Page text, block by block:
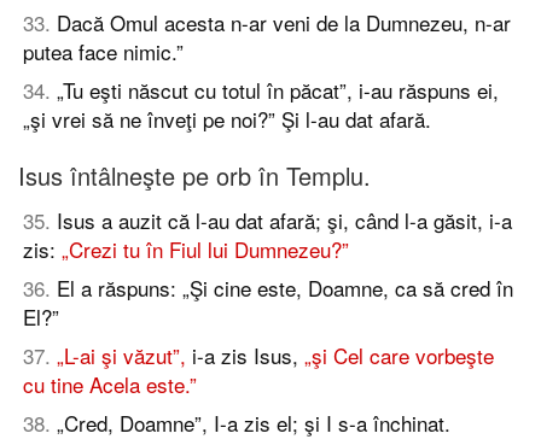
33. Dacă Omul acesta n-ar veni de la Dumnezeu, n-ar
putea face nimic.”
34. „Tu eşti născut cu totul în păcat”, i-au răspuns ei,
„şi vrei să ne înveţi pe noi?” Şi l-au dat afară.
Isus întâlneşte pe orb în Templu.
35. Isus a auzit că l-au dat afară; şi, când l-a găsit, i-a
zis: „Crezi tu în Fiul lui Dumnezeu?”
36. El a răspuns: „Şi cine este, Doamne, ca să cred în
El?”
37. „L-ai şi văzut”, i-a zis Isus, „şi Cel care vorbeşte
cu tine Acela este.”
38. „Cred, Doamne”, I-a zis el; şi I s-a închinat.